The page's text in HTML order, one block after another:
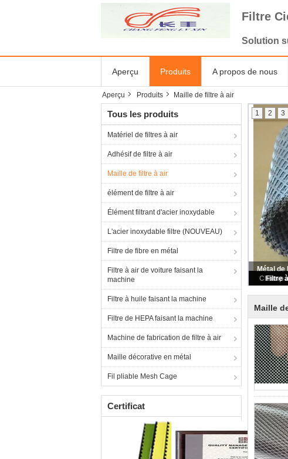
Filtre
Solution
Aperçu Produits A propos de nous
Aperçu Produits Maille de filtre à air
Tous les produits
Matériel de filtres à air
Adhésif de filtre à air
Maille de filtre à air
élément de filtre à air
Élément filtrant d'acier inoxydable
L'acier inoxydable filtre (NOUVEAU)
Filtre de fibre en métal
Filtre à air de voiture faisant la
machine
Filtre à huile faisant la machine
Filtre de HEPA faisant la machine
Machine de fabrication de filtre à air
Maille décorative en métal
Fil pliable Mesh Cage
Certificat
1 2 3
Maille